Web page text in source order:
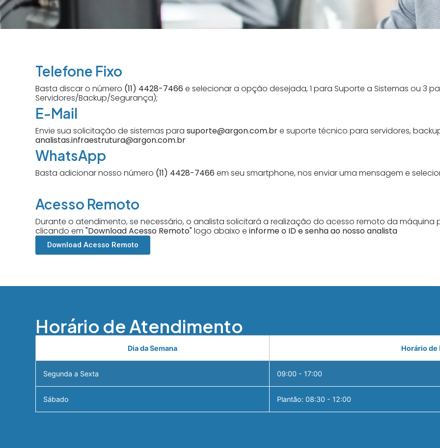
Telefone Fixo
Basta discar o número (11) 4428-7466 e selecionar a opção desejada, 1 para Suporte a Sistemas ou 3
Servidores/Backup/Segurança);
E-Mail
Envie sua solicitação de sistemas para suporte@argon.com.bre suporte técnico para servidores,
analistas.infraestrutura@argon.com.br
WhatsApp
Basta adicionar nosso número (11) 4428-7466 em seu smartphone, nos enviar uma mensagem e
Acesso Remoto
Durante o atendimento, se necessário, o analista solicitará a realização do acesso remoto da máquina
clicando em "Download Acesso Remoto"logo abaixo e informe o ID e senha ao nosso analista
Download Acesso Remoto
Horário de Atendimento
Dia da Semana Horário de
Segunda a Sexta 09:00 - 17:00
Sábado Plantão: 08:30 - 12:00